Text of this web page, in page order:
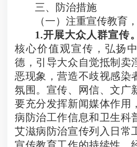
三、防治措施
（一）注重宣传教育
1.开展大众人群宣传。
核心价值观宣传，弘扬
德，引导大众自觉抵制卖
恶现象，营造不歧视感染
氛围。宣传、网信、文广
要充分发挥新闻媒体作用
病防治工作信息和卫生科
艾滋病防治宣传列入日常